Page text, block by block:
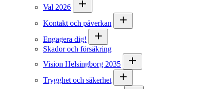
Val 2026
Kontakt och påverkan
Engagera dig!
Skador och försäkring
Vision Helsingborg 2035
Trygghet och säkerhet